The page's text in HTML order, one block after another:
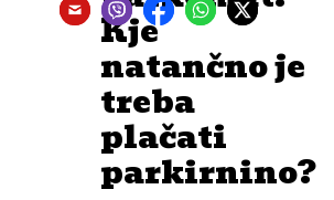
Kje
natančno je
treba
plačati
parkirnino?